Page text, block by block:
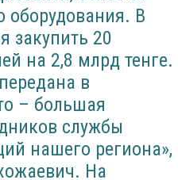
оборудования. В
закупить 20
на 2,8 млрд тенге.
в
– большая
службы
нашего региона»,
На